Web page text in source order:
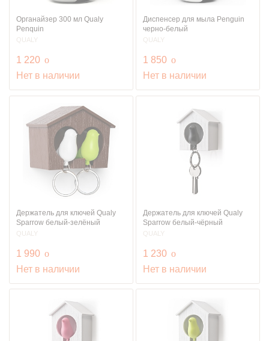
Органайзер 300 мл Qualy
Penquin
QUALY
1 220 руб.
o
Нет в наличии
Диспенсер для мыла Penguin
черно-белый
QUALY
1 850 руб.
o
Нет в наличии
Держатель для ключей Qualy
Sparrow белый-зелёный
QUALY
1 990 руб.
o
Нет в наличии
Держатель для ключей Qualy
Sparrow белый-чёрный
QUALY
1 230 руб.
o
Нет в наличии